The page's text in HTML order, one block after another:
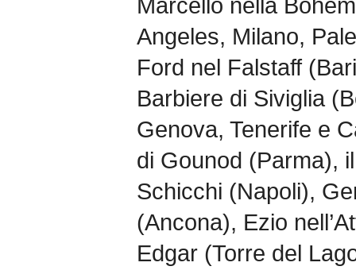
Marcello nella
Angeles, Milano,
Ford nel Falstaff
Barbiere di Siviglia
Genova, Tenerife e
di Gounod (Parma),
Schicchi (Napoli),
(Ancona), Ezio
Edgar (Torre del